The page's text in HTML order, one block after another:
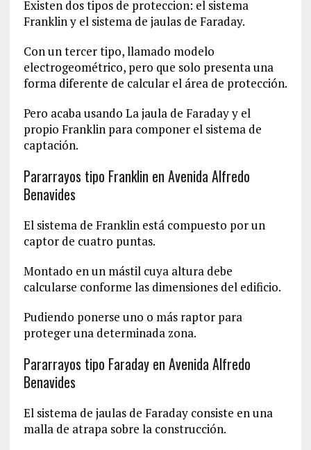
Existen dos tipos de proteccion: el sistema
Franklin y el sistema de jaulas de Faraday.
Con un tercer tipo, llamado modelo
electrogeométrico, pero que solo presenta una
forma diferente de calcular el área de protección.
Pero acaba usando La jaula de Faraday y el
propio Franklin para componer el sistema de
captación.
Pararrayos tipo Franklin en Avenida Alfredo
Benavides
El sistema de Franklin está compuesto por un
captor de cuatro puntas.
Montado en un mástil cuya altura debe
calcularse conforme las dimensiones del edificio.
Pudiendo ponerse uno o más raptor para
proteger una determinada zona.
Pararrayos tipo Faraday en Avenida Alfredo
Benavides
El sistema de jaulas de Faraday consiste en una
malla de atrapa sobre la construcción.